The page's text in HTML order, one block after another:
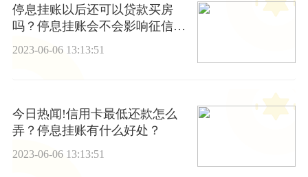
停息挂账以后还可以贷款买房
吗？停息挂账会不会影响征信？|
焦点要闻
2023-06-06 13:13:51
今日热闻!信用卡最低还款怎么
弄？停息挂账有什么好处？
2023-06-06 13:13:51